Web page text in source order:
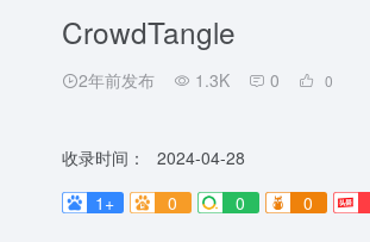
CrowdTangle
2年前发布 1.3K 0 0
收录时间：
2024-04-28
1+
0 0 0